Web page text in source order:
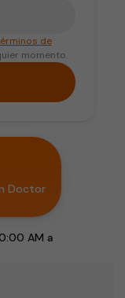
de
momento.
Doctor
AM a